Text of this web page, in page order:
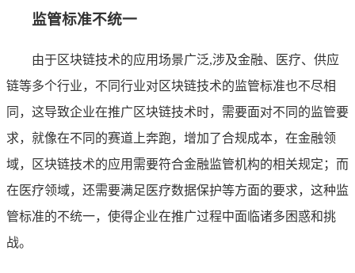
监管标准不统一
由于区块链技术的应用场景广泛,涉及金融、医疗、供应
链等多个行业，不同行业对区块链技术的监管标准也不尽相
同，这导致企业在推广区块链技术时，需要面对不同的监管要
求，就像在不同的赛道上奔跑，增加了合规成本，在金融领
域，区块链技术的应用需要符合金融监管机构的相关规定；而
在医疗领域，还需要满足医疗数据保护等方面的要求，这种监
管标准的不统一，使得企业在推广过程中面临诸多困惑和挑
战。